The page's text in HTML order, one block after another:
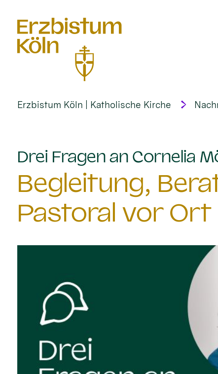
Erzbistum Köln | Katholische Kirche
Drei Fragen an Cornelia
Begleitung,
Pastoral vor Ort